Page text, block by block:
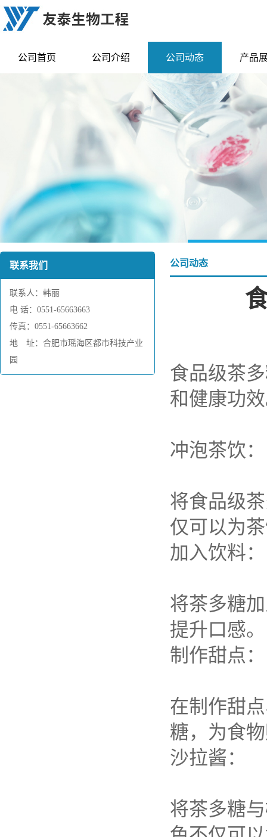
公司首页 公司介绍 公司动态 产品
联系我们
联系人：韩丽
电 话：0551-65663663
传真：0551-65663662
地 址：合肥市瑶海区都市科技产业
园
公司动态
食品级茶
和健康功
冲泡茶饮：
将食品级
仅可以为
加入饮料：
将茶多糖
提升口感。
制作甜点：
在制作甜
糖，为食
沙拉酱：
将茶多糖